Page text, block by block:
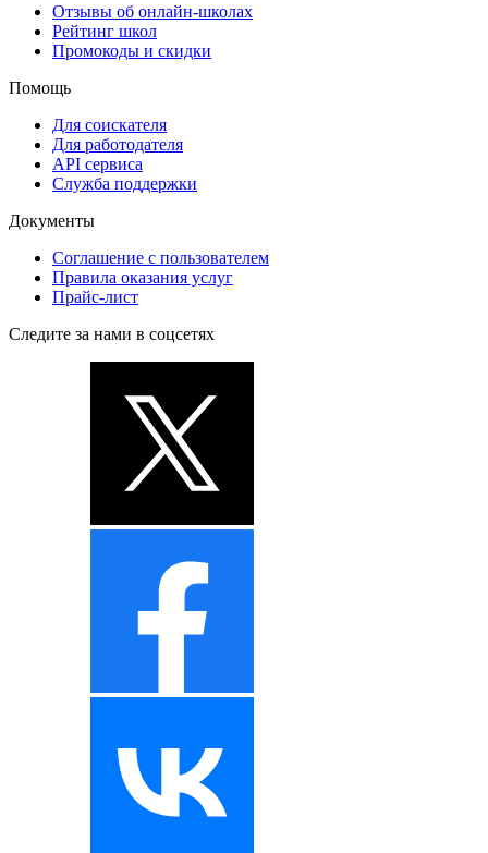
Отзывы об онлайн-школах
Рейтинг школ
Промокоды и скидки
Помощь
Для соискателя
Для работодателя
API сервиса
Служба поддержки
Документы
Соглашение с пользователем
Правила оказания услуг
Прайс-лист
Следите за нами в соцсетях